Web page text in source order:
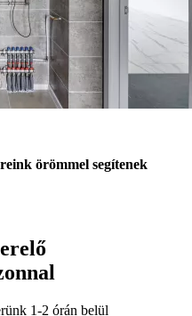
örömmel segítenek
1-2 órán belül